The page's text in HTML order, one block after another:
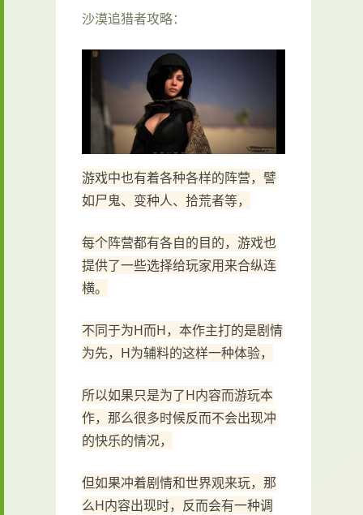
沙漠追猎者攻略：
游戏中也有着各种各样的阵营，譬
如尸鬼、变种人、拾荒者等，
每个阵营都有各自的目的，游戏也
提供了一些选择给玩家用来合纵连
横。
不同于为H而H，本作主打的是剧情
为先，H为辅料的这样一种体验，
所以如果只是为了H内容而游玩本
作，那么很多时候反而不会出现冲
的快乐的情况，
但如果冲着剧情和世界观来玩，那
么H内容出现时，反而会有一种调